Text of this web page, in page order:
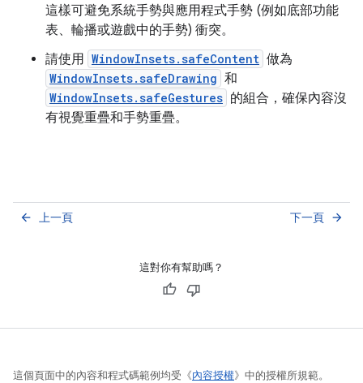
這樣可避免系統手勢與應用程式手勢 (例如底部功能
表、輪播或遊戲中的手勢) 衝突。
請使用 WindowInsets.safeContent 做為
WindowInsets.safeDrawing 和
WindowInsets.safeGestures 的組合，確保內容沒
有視覺重疊和手勢重疊。
上一頁
arrow_back 下一頁 arrow_forward
這對你有幫助嗎？
這個頁面中的內容和程式碼範例均受《內容授權》中的授權所規範。